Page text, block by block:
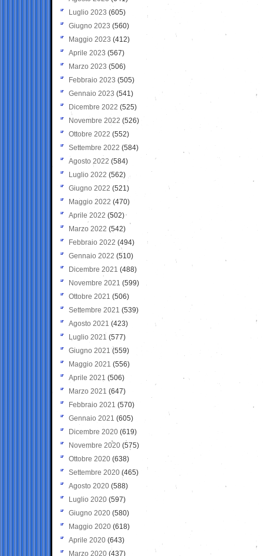
Luglio 2023 (605)
Giugno 2023 (560)
Maggio 2023 (412)
Aprile 2023 (567)
Marzo 2023 (506)
Febbraio 2023 (505)
Gennaio 2023 (541)
Dicembre 2022 (525)
Novembre 2022 (526)
Ottobre 2022 (552)
Settembre 2022 (584)
Agosto 2022 (584)
Luglio 2022 (562)
Giugno 2022 (521)
Maggio 2022 (470)
Aprile 2022 (502)
Marzo 2022 (542)
Febbraio 2022 (494)
Gennaio 2022 (510)
Dicembre 2021 (488)
Novembre 2021 (599)
Ottobre 2021 (506)
Settembre 2021 (539)
Agosto 2021 (423)
Luglio 2021 (577)
Giugno 2021(559)
Maggio 2021 (556)
Aprile 2021 (506)
Marzo 2021 (647)
Febbraio 2021 (570)
Gennaio 2021 (605)
Dicembre 2020 (619)
Novembre 2020 (575)
Ottobre 2020 (638)
Settembre 2020(465)
Agosto 2020 (588)
Luglio 2020 (597)
Giugno 2020 (580)
Maggio 2020 (618)
Aprile 2020 (643)
Marzo 2020 (437)